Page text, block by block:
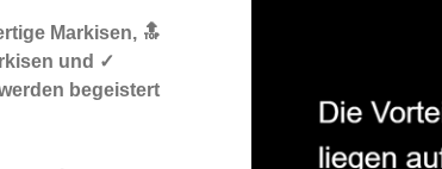
Markisen, 🔝
und ✓
begeistert